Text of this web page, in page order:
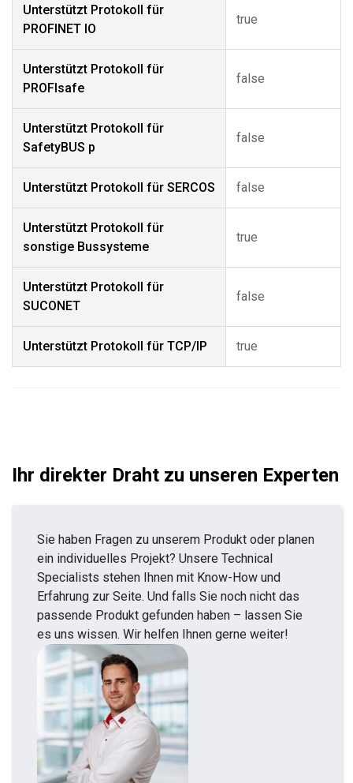
Unterstützt Protokoll für
PROFINET IO
true
Unterstützt Protokoll für
PROFIsafe
false
Unterstützt Protokoll für
SafetyBUS p
false
Unterstützt Protokoll für SERCOS false
Unterstützt Protokoll für
sonstige Bussysteme
true
Unterstützt Protokoll für
SUCONET
false
Unterstützt Protokoll für TCP/IP true
Ihr direkter Draht zu unseren Experten
Sie haben Fragen zu unserem Produkt oder planen
ein individuelles Projekt? Unsere Technical
Specialists stehen Ihnen mit Know-How und
Erfahrung zur Seite. Und falls Sie noch nicht das
passende Produkt gefunden haben – lassen Sie
es uns wissen. Wir helfen Ihnen gerne weiter!